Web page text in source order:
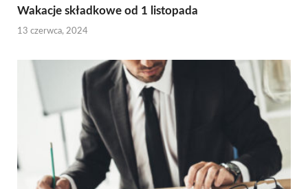
Wakacje składkowe od 1 listopada
13 czerwca, 2024